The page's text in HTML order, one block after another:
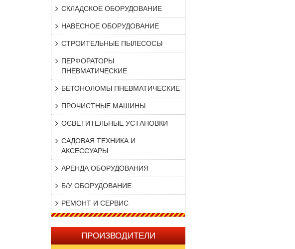
СКЛАДСКОЕ ОБОРУДОВАНИЕ
НАВЕСНОЕ ОБОРУДОВАНИЕ
СТРОИТЕЛЬНЫЕ ПЫЛЕСОСЫ
ПЕРФОРАТОРЫ
ПНЕВМАТИЧЕСКИЕ
БЕТОНОЛОМЫ ПНЕВМАТИЧЕСКИЕ
ПРОЧИСТНЫЕ МАШИНЫ
ОСВЕТИТЕЛЬНЫЕ УСТАНОВКИ
САДОВАЯ ТЕХНИКА И
АКСЕССУАРЫ
АРЕНДА ОБОРУДОВАНИЯ
Б/У ОБОРУДОВАНИЕ
РЕМОНТ И СЕРВИС
ПРОИЗВОДИТЕЛИ